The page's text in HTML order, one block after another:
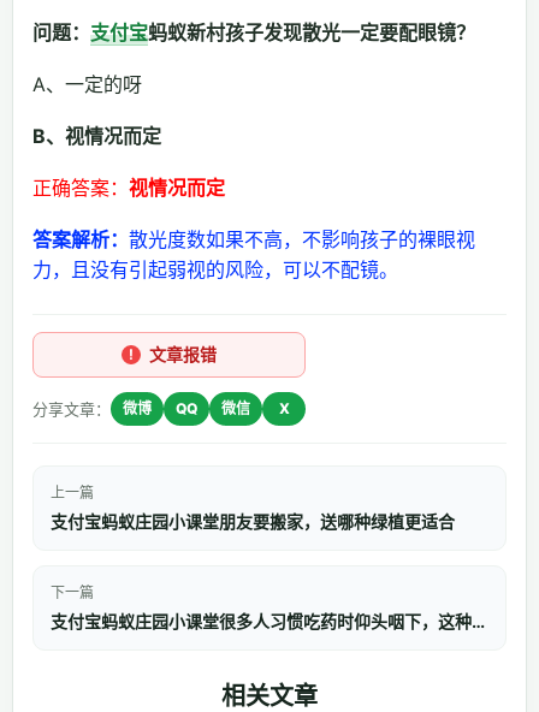
问题： 支付宝蚂蚁新村孩子发现散光一定要配眼镜？
A、一定的呀
B、视情况而定
正确答案： 视情况而定
答案解析： 散光度数如果不高，不影响孩子的裸眼视
力，且没有引起弱视的风险，可以不配镜。
文章报错
分享文章： 微博 QQ 微信 X
上一篇
支付宝蚂蚁庄园小课堂朋友要搬家，送哪种绿植更适合
下一篇
支付宝蚂蚁庄园小课堂很多人习惯吃药时仰头咽下，这种做法
相关文章